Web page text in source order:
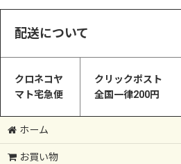
配送について
クロネコヤ
マト宅急便
クリックポスト
全国一律200円
ホーム
お買い物